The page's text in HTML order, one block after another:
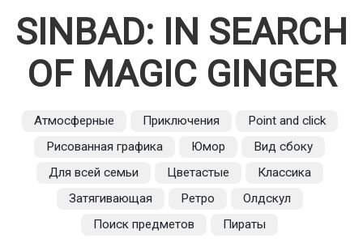
SINBAD: IN SEARCH
OF MAGIC GINGER
Атмосферные Приключения
Point and click
Рисованная графика
Юмор
Вид сбоку
Для всей семьи
Цветастые
Классика
Затягивающая
Ретро
Олдскул
Поиск предметов
Пираты